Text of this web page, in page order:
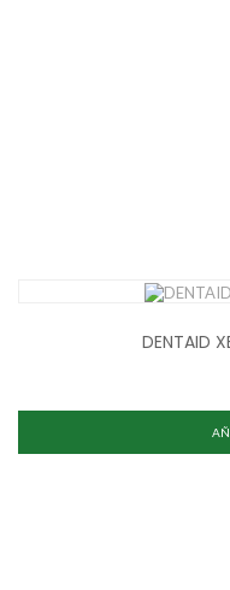
DENTAID